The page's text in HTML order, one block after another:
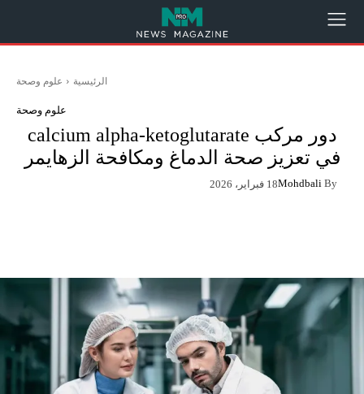
الرئيسية علوم وصحة
علوم وصحة
دور مركب calcium alpha-ketoglutarate
في تعزيز صحة الدماغ ومكافحة الزهايمر
By
Mohdbali18 فبراير، 2026